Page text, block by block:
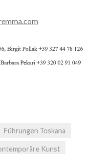
Führungen Toskana
Kunst